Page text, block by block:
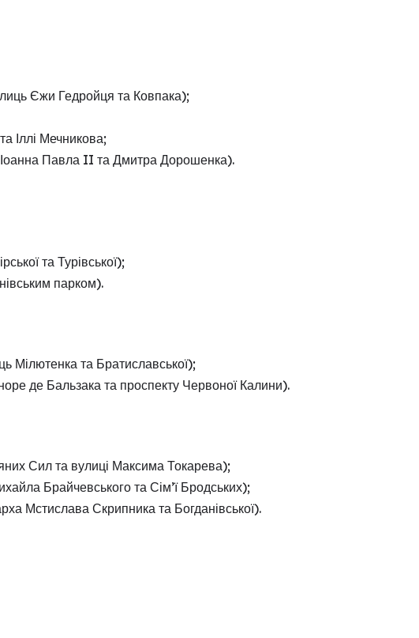
Єжи Гедройця та Ковпака);
Іллі Мечникова;
Павла II та Дмитра Дорошенка).
та Турівської);
парком).
Мілютенка та Братиславської);
де Бальзака та проспекту Червоної Калини).
Сил та вулиці Максима Токарева);
Брайчевського та Сім’ї Бродських);
Мстислава Скрипника та Богданівської).